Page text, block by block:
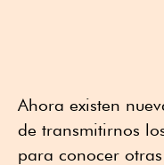
Ahora existen
de transmitirnos
para conocer